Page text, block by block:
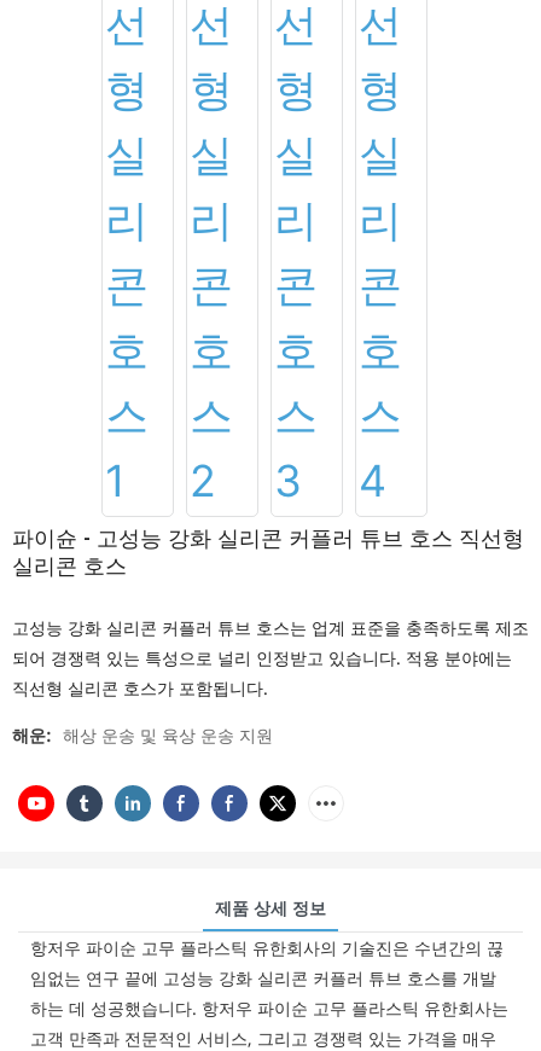
파이슌 - 고성능 강화 실리콘 커플러 튜브 호스 직선형
실리콘 호스
고성능 강화 실리콘 커플러 튜브 호스는 업계 표준을 충족하도록 제조
되어 경쟁력 있는 특성으로 널리 인정받고 있습니다. 적용 분야에는
직선형 실리콘 호스가 포함됩니다.
해운: 해상 운송 및 육상 운송 지원
제품 상세 정보
항저우 파이순 고무 플라스틱 유한회사의 기술진은 수년간의 끊
임없는 연구 끝에 고성능 강화 실리콘 커플러 튜브 호스를 개발
하는 데 성공했습니다. 항저우 파이순 고무 플라스틱 유한회사는
고객 만족과 전문적인 서비스, 그리고 경쟁력 있는 가격을 매우